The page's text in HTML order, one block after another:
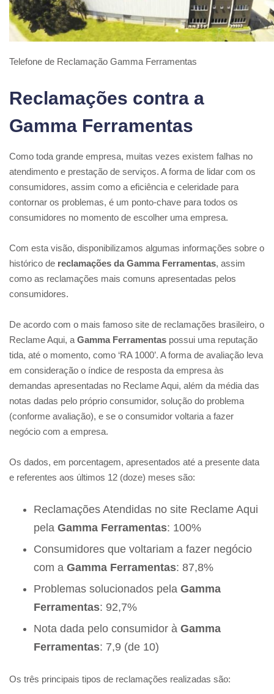
Telefone de Reclamação Gamma Ferramentas
Reclamações contra a
Gamma Ferramentas
Como toda grande empresa, muitas vezes existem falhas no
atendimento e prestação de serviços. A forma de lidar com os
consumidores, assim como a eficiência e celeridade para
contornar os problemas, é um ponto-chave para todos os
consumidores no momento de escolher uma empresa.
Com esta visão, disponibilizamos algumas informações sobre o
histórico de reclamações da Gamma Ferramentas, assim
como as reclamações mais comuns apresentadas pelos
consumidores.
De acordo com o mais famoso site de reclamações brasileiro, o
Reclame Aqui, a Gamma Ferramentas possui uma reputação
tida, até o momento, como ‘RA 1000’. A forma de avaliação leva
em consideração o índice de resposta da empresa às
demandas apresentadas no Reclame Aqui, além da média das
notas dadas pelo próprio consumidor, solução do problema
(conforme avaliação), e se o consumidor voltaria a fazer
negócio com a empresa.
Os dados, em porcentagem, apresentados até a presente data
e referentes aos últimos 12 (doze) meses são:
Reclamações Atendidas no site Reclame Aqui
pela Gamma Ferramentas: 100%
Consumidores que voltariam a fazer negócio
com a Gamma Ferramentas: 87,8%
Problemas solucionados pela Gamma
Ferramentas: 92,7%
Nota dada pelo consumidor à Gamma
Ferramentas: 7,9 (de 10)
Os três principais tipos de reclamações realizadas são: